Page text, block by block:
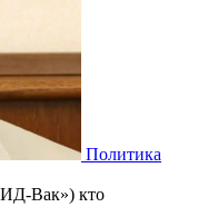
Политика
Вак») кто